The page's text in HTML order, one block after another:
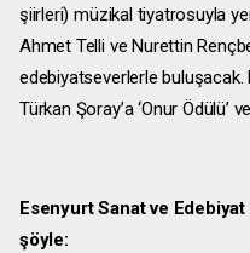
şiirleri) müzikal tiyatrosuyla
Ahmet Telli ve Nurettin
edebiyatseverlerle buluşacak.
Türkan Şoray’a ‘Onur Ödülü’
Esenyurt Sanat ve
şöyle: